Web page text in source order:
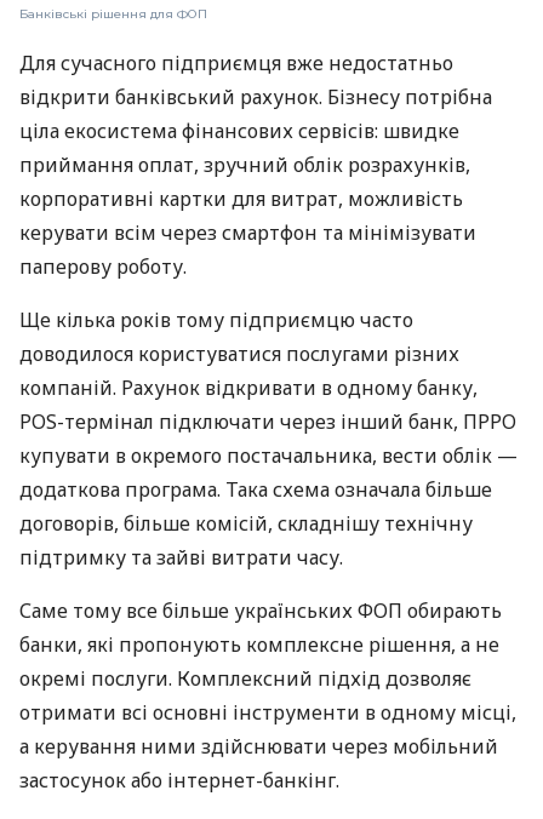
Банківські рішення для ФОП
Для сучасного підприємця вже недостатньо
відкрити банківський рахунок. Бізнесу потрібна
ціла екосистема фінансових сервісів: швидке
приймання оплат, зручний облік розрахунків,
корпоративні картки для витрат, можливість
керувати всім через смартфон та мінімізувати
паперову роботу.
Ще кілька років тому підприємцю часто
доводилося користуватися послугами різних
компаній. Рахунок відкривати в одному банку,
POS-термінал підключати через інший банк, ПРРО
купувати в окремого постачальника, вести облік —
додаткова програма. Така схема означала більше
договорів, більше комісій, складнішу технічну
підтримку та зайві витрати часу.
Саме тому все більше українських ФОП обирають
банки, які пропонують комплексне рішення, а не
окремі послуги. Комплексний підхід дозволяє
отримати всі основні інструменти в одному місці,
а керування ними здійснювати через мобільний
застосунок або інтернет-банкінг.